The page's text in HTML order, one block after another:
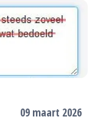
09 maart 2026